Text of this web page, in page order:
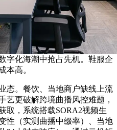
字化海潮中抢占先机。鞋服企
本高。
。餐饮、当地商户缺线上流
艺更破解跨境曲播风控难题，
取，系统搭载SORA2视频生
性（实测曲播中缀率）、当地